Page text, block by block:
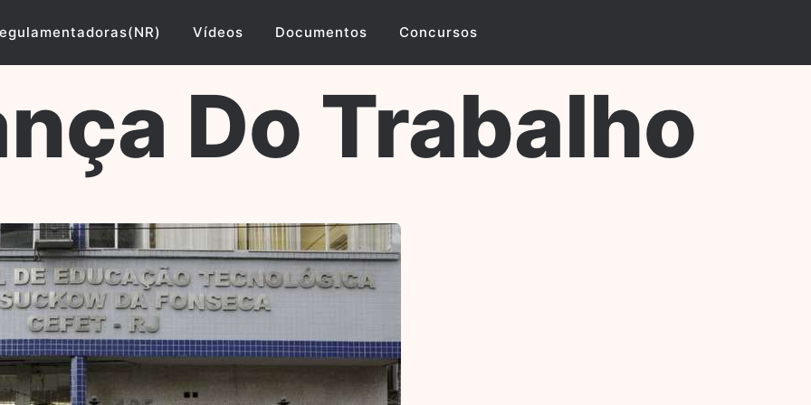
Vídeos Documentos Concursos
Do Trabalho